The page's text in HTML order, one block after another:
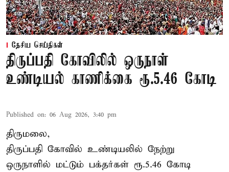
தேசிய செய்திகள்
திருப்பதி கோவிலில் ஒருநாள்
உண்டியல் காணிக்கை ரூ.5.46 கோடி
Published on: 06 Aug 2026, 3:40 pm
திருமலை,
திருப்பதி கோவில் உண்டியலில் நேற்று
ஒருநாளில் மட்டும் பக்தர்கள் ரூ.5.46 கோடி